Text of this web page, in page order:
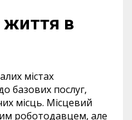
в
містах
базових послуг,
місць. Місцевий
роботодавцем, але